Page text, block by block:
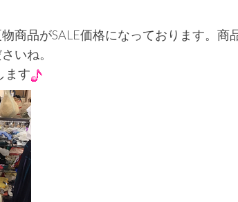
商品がSALE価格になっております。商
いね。
ます